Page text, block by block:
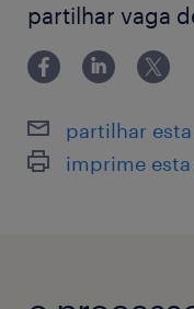
Horário de
18:00 (Flexível)
Local de trabalho:
Benefícios:
Bônus anual de
partilhar vaga
partilhar
imprime